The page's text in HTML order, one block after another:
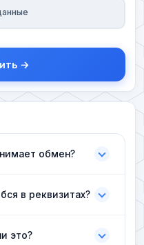
→
обмен?
в реквизитах?
это?